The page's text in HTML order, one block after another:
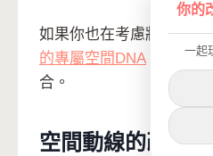
如果你也在考慮牆面顏色
的專屬空間DNA ，找出
合。
空間動線的改善
你的
一起